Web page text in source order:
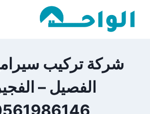
شركة تركيب
الفصيل –